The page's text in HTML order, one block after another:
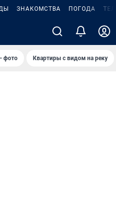
ЗНАКОМСТВА ПОГОДА
фото Квартиры с видом на реку